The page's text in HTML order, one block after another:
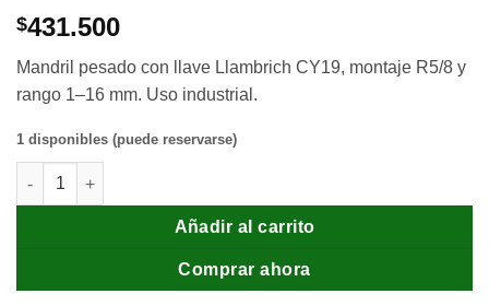
$431.500
Mandril pesado con llave Llambrich CY19, montaje R5/8 y
rango 1–16 mm. Uso industrial.
1 disponibles (puede reservarse)
Añadir al carrito
Comprar ahora